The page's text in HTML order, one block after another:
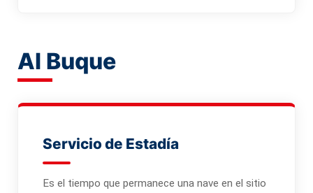
Al Buque
Servicio de Estadía
Es el tiempo que permanece una nave en el sitio